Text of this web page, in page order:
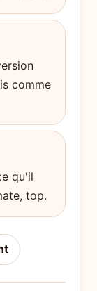
comme
qu'il
top.